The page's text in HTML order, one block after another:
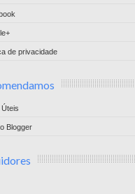
de privacidade
Blogger